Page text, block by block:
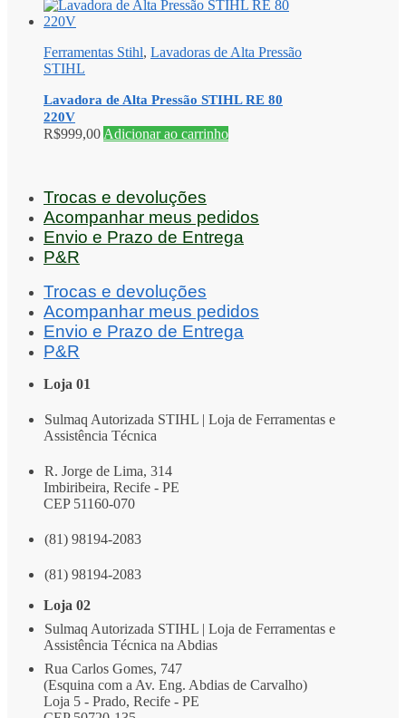
Ferramentas Stihl, Lavadoras de Alta Pressão
STIHL
Lavadora de Alta Pressão STIHL RE 80
220V
R$999,00 Adicionar ao carrinho
Trocas e devoluções
Acompanhar meus pedidos
Envio e Prazo de Entrega
P&R
Trocas e devoluções
Acompanhar meus pedidos
Envio e Prazo de Entrega
P&R
Loja 01
Sulmaq Autorizada STIHL | Loja de Ferramentas e
Assistência Técnica
R. Jorge de Lima, 314
Imbiribeira, Recife - PE
CEP 51160-070
(81) 98194-2083
(81) 98194-2083
Loja 02
Sulmaq Autorizada STIHL | Loja de Ferramentas e
Assistência Técnica na Abdias
Rua Carlos Gomes, 747
(Esquina com a Av. Eng. Abdias de Carvalho)
Loja 5 - Prado, Recife - PE